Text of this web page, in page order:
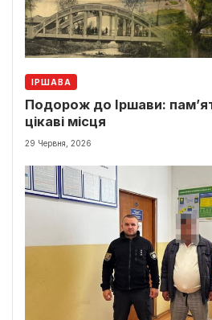
ІРШАВА
Подорож до Іршави:
цікаві місця
29 Червня, 2026